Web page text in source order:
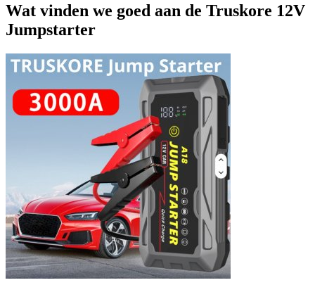
Wat vinden we goed aan de Truskore 12V
Jumpstarter